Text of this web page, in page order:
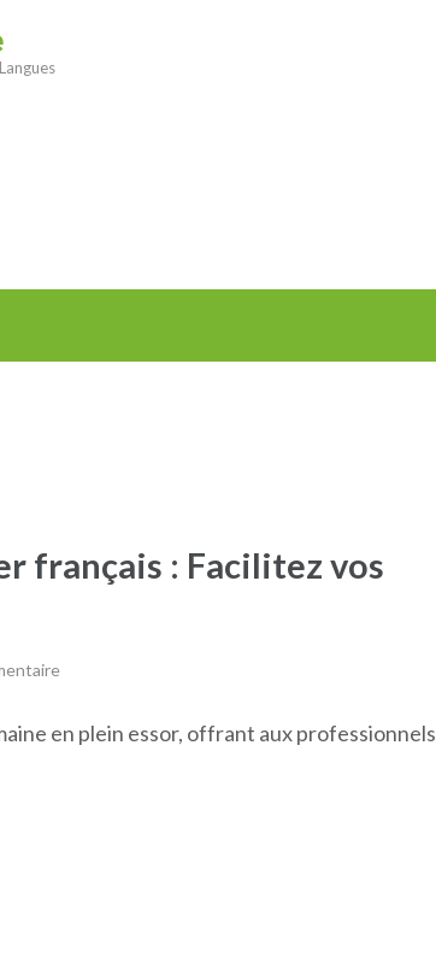
français : Facilitez vos
en plein essor, offrant aux professionnels